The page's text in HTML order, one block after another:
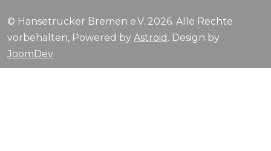
© Hansetrucker Bremen e.V. 2026. Alle Rechte
vorbehalten, Powered by Astroid . Design by
JoomDev